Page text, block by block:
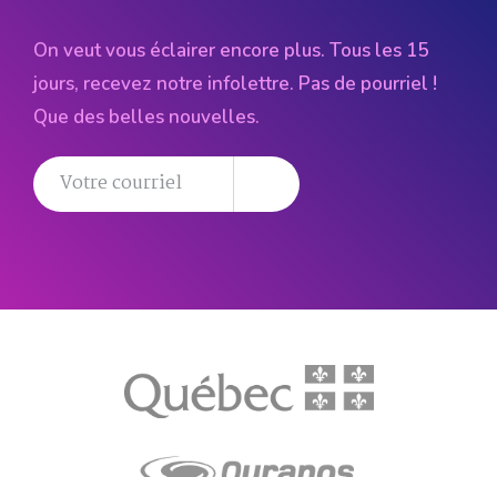
On veut vous éclairer encore plus. Tous les 15
jours, recevez notre infolettre. Pas de pourriel !
Que des belles nouvelles.